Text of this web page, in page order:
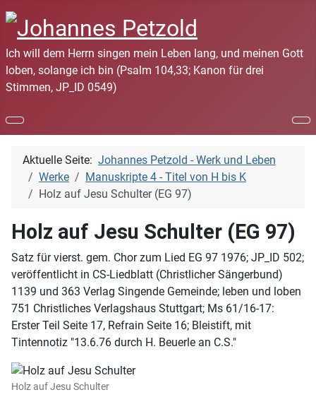
Ich will dem Herrn singen mein Leben lang, und meinen Gott
loben, solange ich bin (Psalm 104,33; Kanon für drei
Stimmen, JP_ID 0549)
Aktuelle Seite: Johannes Petzold - Werk und Leben
Werke
Manuskripte 4 - Titel von H bis K
Holz auf Jesu Schulter (EG 97)
Holz auf Jesu Schulter (EG 97)
Satz für vierst. gem. Chor zum Lied EG 97 1976; JP_ID 502;
veröffentlicht in CS-Liedblatt (Christlicher Sängerbund)
1139 und 363 Verlag Singende Gemeinde; leben und loben
751 Christliches Verlagshaus Stuttgart; Ms 61/16-17:
Erster Teil Seite 17, Refrain Seite 16; Bleistift, mit
Tintennotiz "13.6.76 durch H. Beuerle an C.S."
Holz auf Jesu Schulter